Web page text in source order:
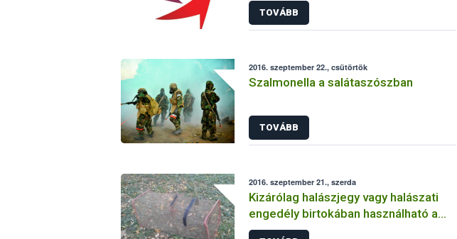
TOVÁBB
2016. szeptember 22., csütörtök
Szalmonella a salátaszószban
TOVÁBB
2016. szeptember 21., szerda
Kizárólag halászjegy vagy halászati
engedély birtokában használható a
csalihalfogó varsa